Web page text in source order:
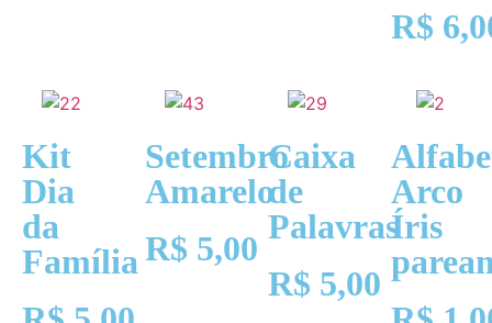
R$
Kit
Dia
da
Família
Setembro
Amarelo
R$ 5,00
Caixa
de
Palavras
R$ 5,00
Arco
Íris